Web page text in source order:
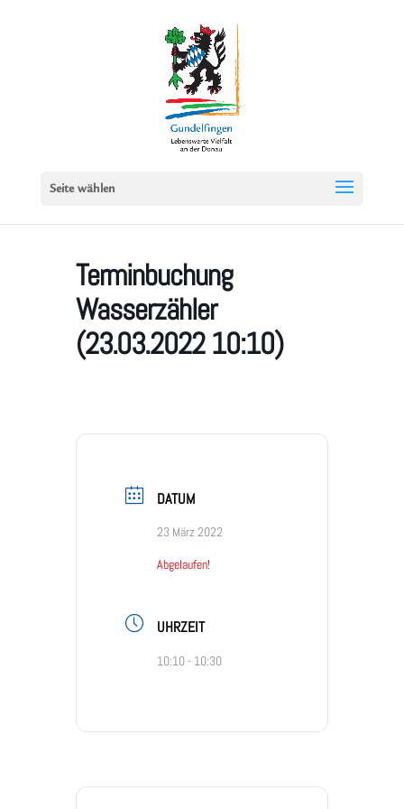
Seite wählen
Terminbuchung
Wasserzähler
(23.03.2022 10:10)
DATUM
23 März 2022
Abgelaufen!
UHRZEIT
10:10 - 10:30